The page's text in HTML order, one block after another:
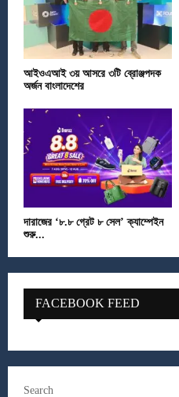
আইওএআই ৩য় আসরে ৩টি ব্রোঞ্জপদক
অর্জন বাংলাদেশের
দারাজের ‘৮.৮ গ্রেট ৮ সেল’ ক্যাম্পেইন
শুরু...
FACEBOOK FEED
Search